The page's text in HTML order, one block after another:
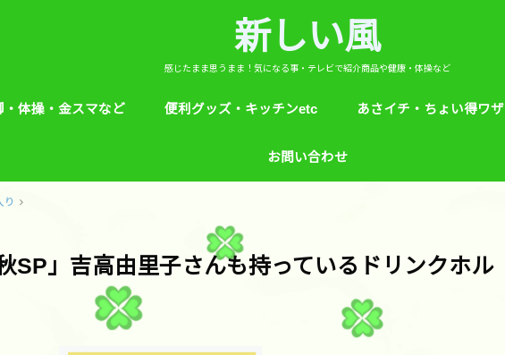
新しい風
感じたまま思うまま！気になる事・テレビで紹介商品や健康・体操など
・体操・金スマなど 便利グッズ・キッチンetc
芸能人！愛用品・お気に入り
ヒルナンデス！紹介
めざましテレビ紹介
あさイチ・ちょい得ワザ
お問い合わせ
り
SP」吉高由里子さんも持っているドリンクホル